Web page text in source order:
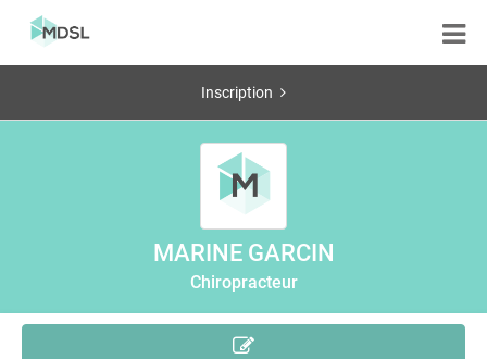
Inscription
MARINE GARCIN
Chiropracteur